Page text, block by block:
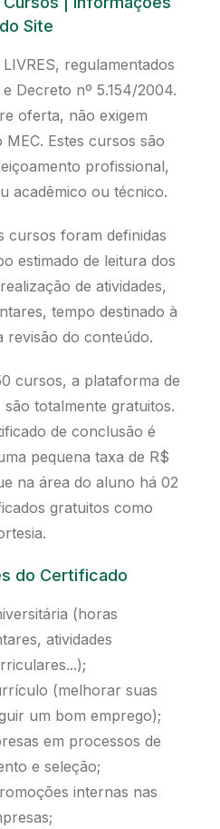
do Site
regulamentados
Decreto nº 5.154/2004.
oferta, não exigem
Estes cursos são
profissional,
acadêmico ou técnico.
cursos foram definidas
estimado de leitura dos
de atividades,
tempo destinado à
revisão do conteúdo.
cursos, a plataforma de
totalmente gratuitos.
de conclusão é
pequena taxa de R$
na área do aluno há 02
gratuitos como
do Certificado
(horas
atividades
(melhorar suas
um bom emprego);
em processos de
e seleção;
internas nas